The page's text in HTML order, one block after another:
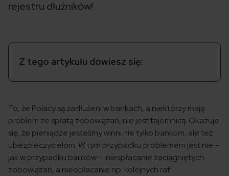
rejestru dłużników!
Z tego artykułu dowiesz się:
To, że Polacy są zadłużeni w bankach, a niektórzy mają
problem ze spłatą zobowiązań, nie jest tajemnicą. Okazuje
się, że pieniądze jesteśmy winni nie tylko bankom, ale też
ubezpieczycielom. W tym przypadku problemem jest nie –
jak w przypadku banków – niespłacanie zaciągniętych
zobowiązań, a nieopłacanie np. kolejnych rat